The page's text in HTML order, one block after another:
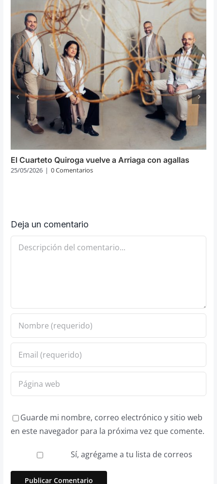
El Cuarteto Quiroga vuelve a Arriaga con agallas
25/05/2026 | 0 Comentarios
Deja un comentario
Comentario
Guarde mi nombre, correo electrónico y sitio web
en este navegador para la próxima vez que comente.
Sí, agrégame a tu lista de correos